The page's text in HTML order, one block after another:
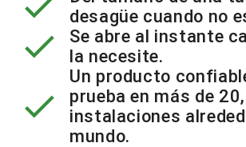
desagüe cuando no
check
Se abre al instante
la necesite.
check
Un producto
prueba en más de
instalaciones
mundo.